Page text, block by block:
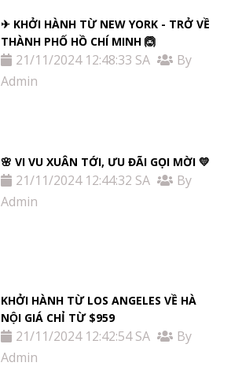
✈ KHỞI HÀNH TỪ NEW YORK - TRỞ VỀ
THÀNH PHỐ HỒ CHÍ MINH 🙆
21/11/2024 12:48:33 SA
By
Admin
🌸 VI VU XUÂN TỚI, ƯU ĐÃI GỌI MỜI 💛
21/11/2024 12:44:32 SA
By
Admin
KHỞI HÀNH TỪ LOS ANGELES VỀ HÀ
NỘI GIÁ CHỈ TỪ $959
21/11/2024 12:42:54 SA
By
Admin